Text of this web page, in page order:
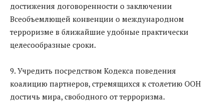
достижения договоренности о заключении
Всеобъемлющей конвенции о международном
терроризме в ближайшие удобные практически
целесообразные сроки.
9. Учредить посредством Кодекса поведения
коалицию партнеров, стремящихся к столетию ООН
достичь мира, свободного от терроризма.